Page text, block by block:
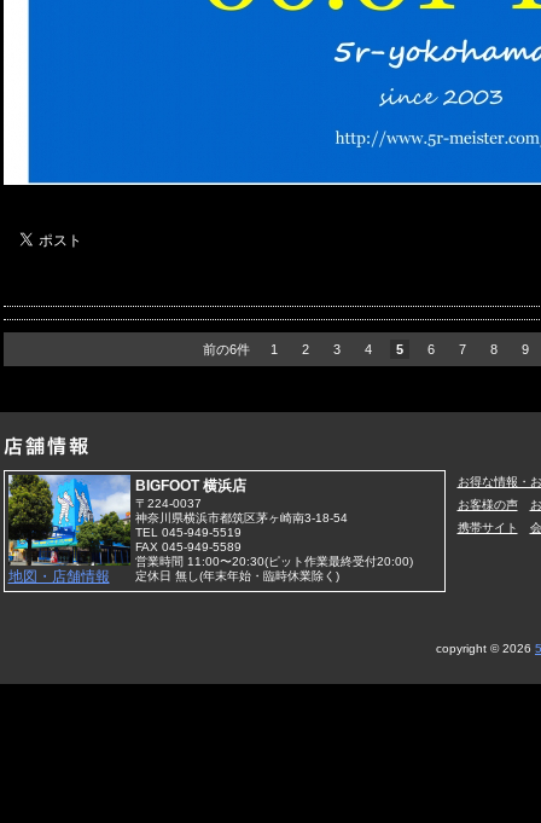
前の6件 1 2 3 4 5 6 7 8 9
地図・店舗情報
BIGFOOT 横浜店
〒224-0037
神奈川県横浜市都筑区茅ヶ崎南3-18-54
TEL 045-949-5519
FAX 045-949-5589
営業時間 11:00〜20:30(ピット作業最終受付20:00)
定休日 無し(年末年始・臨時休業除く)
お得な情報・
お客様の声
携帯サイト
copyright ©2026